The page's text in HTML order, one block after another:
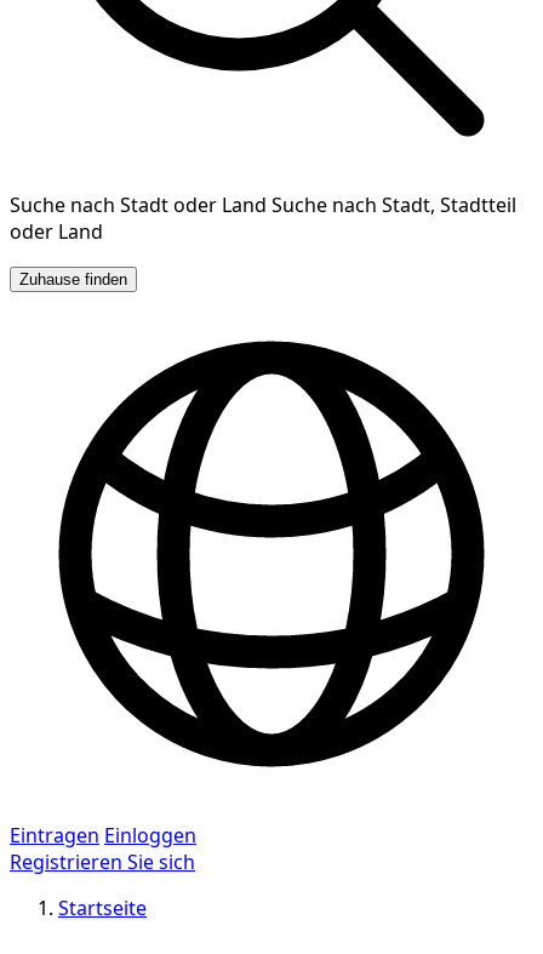
Suche nach Stadt oder Land Suche nach Stadt, Stadtteil
oder Land
Zuhause finden
Eintragen Einloggen
Registrieren Sie sich
Startseite